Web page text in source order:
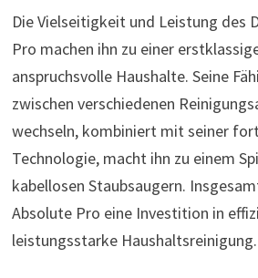
Die Vielseitigkeit und Leistung des
Pro machen ihn zu einer
anspruchsvolle Haushalte. Seine
zwischen verschiedenen
wechseln, kombiniert mit seiner
Technologie, macht ihn zu einem
kabellosen Staubsaugern.
Absolute Pro eine Investition in
leistungsstarke Haushaltsreinigung.